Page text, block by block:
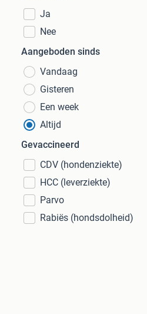
Ja
Nee
Aangeboden sinds
Vandaag
Gisteren
Een week
Altijd
Gevaccineerd
CDV (hondenziekte)
HCC (leverziekte)
Parvo
Rabiës (hondsdolheid)